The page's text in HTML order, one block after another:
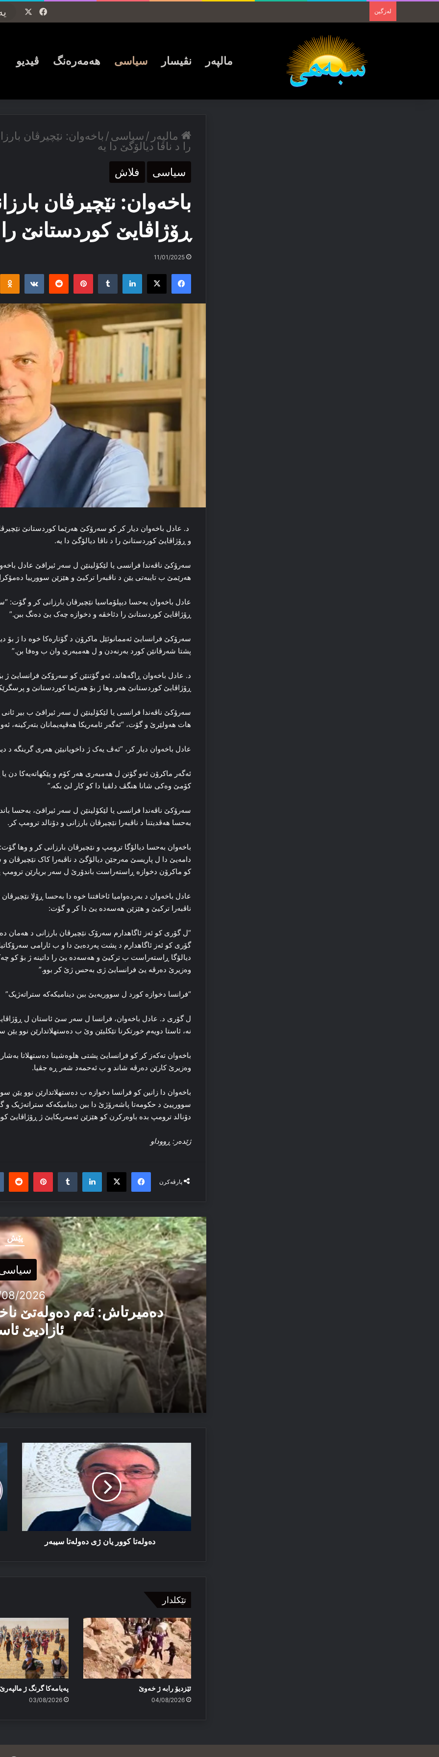
لەزگین Facebook
مالپەر نڤیسار سیاسی ھەمەرەنگ ڤیدیو
مالپەر /سیاسی/ باخه‌وان: نێچیرڤان
را د ناڤا دیالۆگێ دا یه‌
سیاسی فلاش
باخه‌وان: نێچیرڤان
ڕۆژاڤایێ کوردستانێ را
11/01/2025
Facebook
X
LinkedIn
Tumblr
Pinterest
Reddit
د. عادل باخه‌وان دیار کر کو سه‌رۆکێ هه‌رێما کوردستانێ
و ڕۆژاڤایێ کوردستانێ را د ناڤا دیالۆگێ دا یه‌.
سه‌رۆکێ ناڤه‌ندا فرانسی یا لێکۆلینێن ل سه‌ر ئیراقێ عادل
هه‌رێمێ ب تایبه‌تی یێن د ناڤبه‌را ترکیێ و هێزێن سوورییا
عادل باخه‌وان به‌حسا دیپلۆماسیا نێچیرڤان بارزانی کر و
ڕۆژاڤایێ کوردستانێ را دئاخڤه‌ و دخوازه‌ چه‌ک بێ ده‌نگ ببن.”
سه‌رۆکێ فرانسایێ ئه‌ممانوئێل ماکرۆن د گۆتاره‌کا خوه‌ دا ژ بۆ
پشتا شه‌رڤانێن کورد به‌رنه‌دن و ل هه‌مبه‌ری وان ب وه‌فا بن.”
د. عادل باخه‌وان ڕاگەهاند، ئه‌و گۆتنێن کو سه‌رۆکێ فرانسایێ ژ
ڕۆژاڤایێ کوردستانێ هه‌ر وها ژ بۆ هه‌رێما کوردستانێ و
سه‌رۆکێ ناڤه‌ندا فرانسی یا لێکۆلینێن ل سه‌ر ئیراقێ ب بیر
هات هه‌ولێرێ و گۆت، “ئه‌گه‌ر ئامه‌ریکا هه‌ڤپه‌یمانان بته‌رکینه‌، ئه‌و
عادل باخه‌وان دیار کر، “ئه‌ڤ یه‌ک ژ داخویانیێن هه‌ری گرینگه‌ د
ئه‌گه‌ر ماکرۆن ئه‌و گۆتن ل هه‌مبه‌ری هه‌ر کۆم و پێکهاته‌یه‌کا دن یا
کۆمێ وه‌کی شانا هنگڤ دلڤیا دا کو کار لێ بکه‌.”
سه‌رۆکێ ناڤه‌ندا فرانسی یا لێکۆلینێن ل سه‌ر ئیراقێ، به‌حسا
به‌حسا هه‌ڤدیتنا د ناڤبه‌را نێچیرڤان بارزانی و دۆنالد ترومپ کر.
باخه‌وان به‌حسا دیالۆگا ترومپ و نێچیرڤان بارزانی کر و وها
دامه‌یێ دا ل پاریسێ مه‌رجێن دیالۆگێ د ناڤبه‌را کاک نێچیرڤان
کو ماکرۆن دخوازه‌ ڕاسته‌راست باندۆرێ ل سه‌ر بریارێن ترومپ
عادل باخه‌وان د به‌رده‌وامیا ئاخافتنا خوه‌ دا به‌حسا ڕۆلا
ناڤبه‌را ترکیێ و هێزێن هەسەدە یێ دا کر و گۆت:
“ل گۆری کو ئه‌ز ئاگاهدارم سه‌رۆک نێچیرڤان بارزانی د هه‌مان
گۆری کو ئه‌ز ئاگاهدارم د پشت په‌رده‌یێ دا و ب ئارامی
دیالۆگا ڕاسته‌راست ب ترکیێ و هەسەدە یێ را داتینه‌ ژ بۆ کو
وه‌زیرێ ده‌رڤه‌ یێ فرانسایێ ژی بەحس ژێ کر بوو.”
“فرانسا دخوازه‌ کورد ل سووریه‌یێ ببن دینامیکه‌که‌ ستراته‌ژیک”
ل گۆری د. عادل باخه‌وان، فرانسا ل سه‌ر سێ ئاستان ل ڕۆژاڤایێ
نه‌، ئاستا دویه‌م خورتکرنا تێکلیێن وێ ب ده‌ستهلاتدارێن نوو یێن
باخه‌وان ته‌که‌ز کر کو فرانسایێ پشتی هلوه‌شینا ده‌ستهلاتا
وه‌زیرێ کارێن ده‌رڤه‌ شاند و ب ئه‌حمه‌د شه‌ر ڕه‌ جڤیا.
باخه‌وان دا زانین کو فرانسا دخوازه‌ ب ده‌ستهلاتدارێن نوو یێن
سوورییێ د حکومه‌تا پاشه‌رۆژێ دا ببن دینامیکه‌که‌ ستراته‌ژیک
دۆنالد ترومپ بده‌ باوه‌رکرن کو هێزێن ئەمه‌ریکایێ ژ ڕۆژاڤایێ
ژێده‌ر: ڕووداو
پارڤەکرن
Facebook
X
LinkedIn
Tumblr
پێش
2026
دەمیرتاش: ئەم دەولەتێ
ئازادیێ
06/08/2026
دەمیرتاش: ئەم دەولەتێ ناخوازن دەولەت ل پێشییا
مەسرور بارزانی: دڤێ ئەم هەموو ب هەڤ را کاربکن
دەولەتا
دەولەتا کوور یان ژی دەولەتا سیبەر
تێکلدار
ئێزدیۆ رابە ژ خەوێ
04/08/2026
پەیامەكا گرنگ ژ
03/08/2026